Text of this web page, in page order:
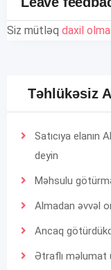
Siz mütləq daxil
Təhlükəsiz
Satıcıya elanın
deyin
Məhsulu
Almadan əvvəl
Ancaq
Ətraflı məlumat